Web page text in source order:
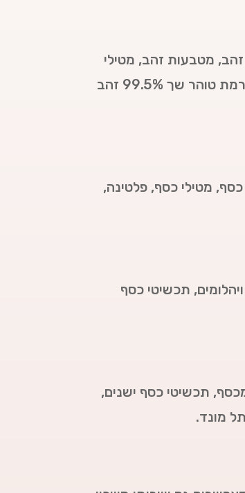
זהב, מטבעות זהב, מטילי
זהב, זהב להתכה ועוד במחירים הכי משתלמים בתל מונד. אצלנו ניתן לקנות מטבעות אמתיים ומטילי זהב ברמת טוהר שך 99.5% זהב
כסף, מטילי כסף, פלטינה,
תכשיטי כסף
תכשיטי כסף ישנים,
מונד.